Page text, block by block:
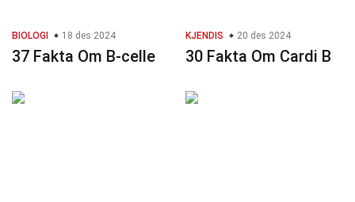
BIOLOGI 18 des 2024
37 Fakta Om B-celle
KJENDIS 20 des 2024
30 Fakta Om Cardi B